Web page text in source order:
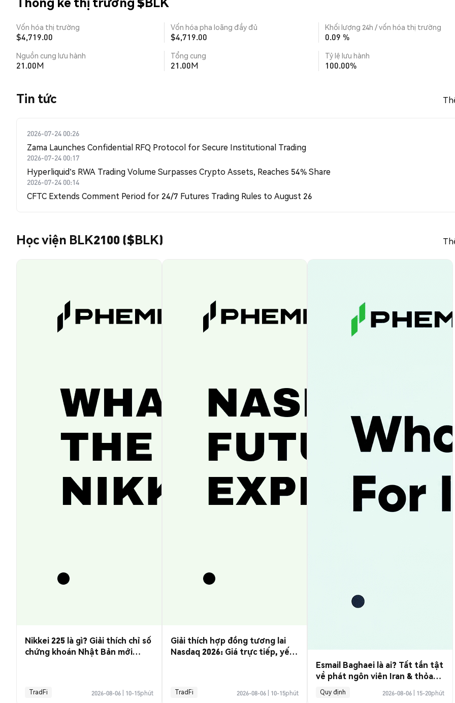
Vốn hóa thị trường
$4,719.00
Vốn hóa pha loãng đầy đủ
$4,719.00
Khối lượng 24h / vốn hóa thị trường
0.09 %
Nguồn cung lưu hành
21.00M
Tổng cung
21.00M
Tỷ lệ lưu hành
100.00%
Tin tức
2026-07-24 00:26
Zama Launches Confidential RFQ Protocol for Secure Institutional Trading
2026-07-24 00:17
Hyperliquid's RWA Trading Volume Surpasses Crypto Assets, Reaches 54% Share
2026-07-24 00:14
CFTC Extends Comment Period for 24/7 Futures Trading Rules to August 26
Học viện BLK2100 ($BLK)
Nikkei 225 là gì? Giải thích chỉ số
chứng khoán Nhật Bản mới
TradFi 2026-08-06 10-15phút
Giải thích hợp đồng tương lai
Nasdaq 2026: Giá trực tiếp, yếu
TradFi 2026-08-06 10-15phút
Esmail Baghaei là ai? Tất tần tật
về phát ngôn viên Iran & thỏa
thuận Hormuz
Quy định 2026-08-06 15-20phút